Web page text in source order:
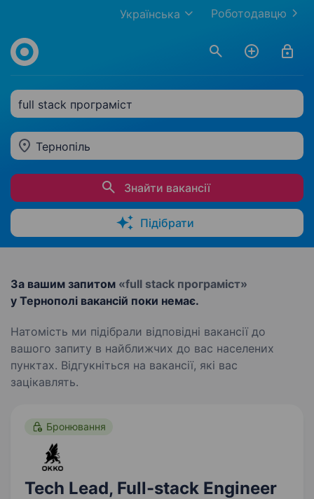
Роботодавцю
Українська
full stack програміст
Тернопіль
Знайти вакансії
Підібрати
За вашим запитом «full stack програміст»
у Тернополі вакансій поки немає.
Натомість ми підібрали відповідні вакансії до
вашого запиту в найближчих до вас населених
пунктах. Відгукніться на вакансії, які вас
зацікавлять.
Бронювання
Tech Lead, Full-stack Engineer